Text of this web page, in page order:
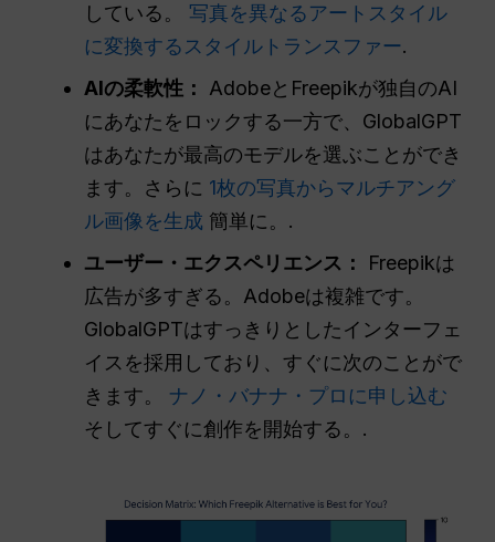
している。 写真を異なるアートスタイル
に変換するスタイルトランスファー.
AIの柔軟性：
AdobeとFreepikが独自のAI
にあなたをロックする一方で、GlobalGPT
はあなたが最高のモデルを選ぶことができ
ます。さらに 1枚の写真からマルチアング
ル画像を生成 簡単に。.
ユーザー・エクスペリエンス：
Freepikは
広告が多すぎる。Adobeは複雑です。
GlobalGPTはすっきりとしたインターフェ
イスを採用しており、すぐに次のことがで
きます。 ナノ・バナナ・プロに申し込む
そしてすぐに創作を開始する。.